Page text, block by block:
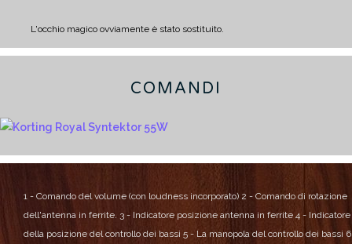
L'occhio magico ovviamente è stato sostituito.
COMANDI
1 - Comando del volume (con loudness incorporato) 2 - Comando di rotazione
dell'antenna in ferrite. 3 - Indicatore posizione antenna in ferrite 4 - Indicatore
della posizione del controllo dei bassi 5 - La manopola del controllo dei bassi 6